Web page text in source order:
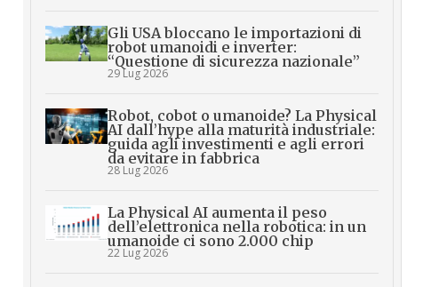
Gli USA bloccano le importazioni di
robot umanoidi e inverter:
“Questione di sicurezza nazionale”
29 Lug 2026
Robot, cobot o umanoide? La Physical
AI dall’hype alla maturità industriale:
guida agli investimenti e agli errori
da evitare in fabbrica
28 Lug 2026
La Physical AI aumenta il peso
dell’elettronica nella robotica: in un
umanoide ci sono 2.000 chip
22 Lug 2026